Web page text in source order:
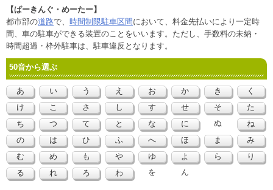
【ぱーきんぐ・めーたー】
都市部の道路で、 時間制限駐車区間 において、料金先払いにより一定時
間、車の駐車ができる装置のことをいいます。ただし、手数料の未納・
時間超過・枠外駐車は、駐車違反となります。
50音から選ぶ
あ い う え お か き
く
け
こ さ し す せ そ
た
ち
つ て と な に ぬ
ね
の
は ひ ふ へ ほ ま
み
む
め も や ゆ よ ら
り
る
れ ろ わ を ん